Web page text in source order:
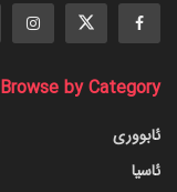
Browse by Category
ئابووری
ئاسیا